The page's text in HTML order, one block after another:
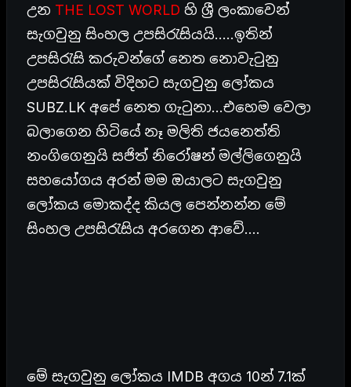
උන THE LOST WORLD හි ශ්‍රී ලංකාවෙන්
සැගවුනු සිංහල උපසිරැසියයි…..ඉතින්
උපසිරැසි කරුවන්ගේ නෙත නොවැටුනු
උපසිරැසියක් විදිහට සැගවුනු ලෝකය
SUBZ.LK අපේ නෙත ගැටුනා…එහෙම වෙලා
බලාගෙන හිටියේ නෑ මලිති ජයනෙත්ති
නංගිගෙනුයි සජිත් නිරෝෂන් මල්ලිගෙනුයි
සහයෝගය අරන් මම ඔයාලට සැගවුනු
ලෝකය මොකද්ද කියල පෙන්නන්න මේ
සිංහල උපසිරැසිය අරගෙන ආවේ….
මේ සැගවුනු ලෝකය IMDB අගය 10න් 7.1ක්